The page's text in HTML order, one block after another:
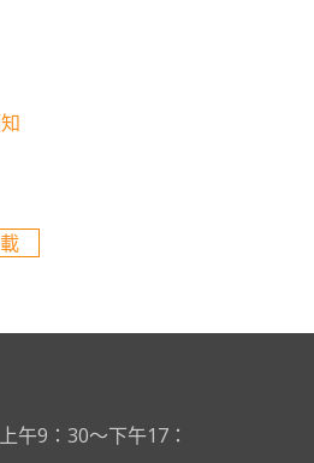
午9：30～下午17：